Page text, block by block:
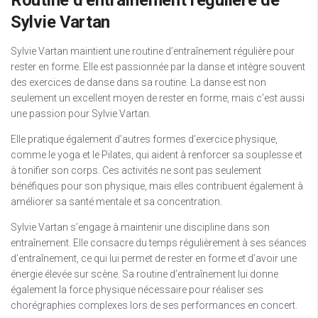
Sylvie Vartan
Sylvie Vartan maintient une routine d’entraînement régulière pour
rester en forme. Elle est passionnée par la danse et intègre souvent
des exercices de danse dans sa routine. La danse est non
seulement un excellent moyen de rester en forme, mais c’est aussi
une passion pour Sylvie Vartan.
Elle pratique également d’autres formes d’exercice physique,
comme le yoga et le Pilates, qui aident à renforcer sa souplesse et
à tonifier son corps. Ces activités ne sont pas seulement
bénéfiques pour son physique, mais elles contribuent également à
améliorer sa santé mentale et sa concentration.
Sylvie Vartan s’engage à maintenir une discipline dans son
entraînement. Elle consacre du temps régulièrement à ses séances
d’entraînement, ce qui lui permet de rester en forme et d’avoir une
énergie élevée sur scène. Sa routine d’entraînement lui donne
également la force physique nécessaire pour réaliser ses
chorégraphies complexes lors de ses performances en concert.